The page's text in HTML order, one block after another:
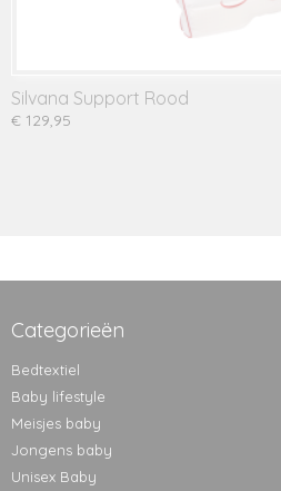
Silvana Support Rood
€ 129,95
Categorieën
Bedtextiel
Baby lifestyle
Meisjes baby
Jongens baby
Unisex Baby